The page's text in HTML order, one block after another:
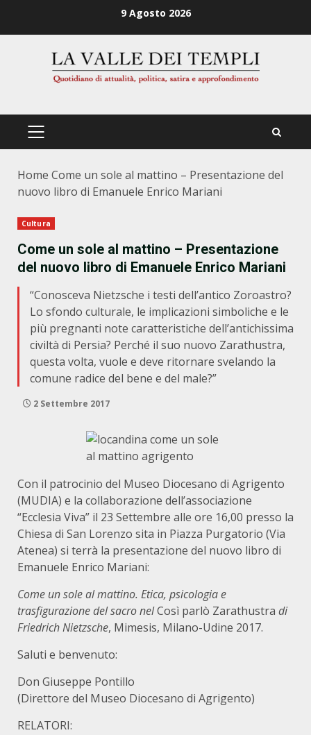
9 Agosto 2026
PRIMÄRES
Home Come un sole al mattino – Presentazione del
nuovo libro di Emanuele Enrico Mariani
Cultura
Come un sole al mattino – Presentazione
del nuovo libro di Emanuele Enrico Mariani
“Conosceva Nietzsche i testi dell’antico Zoroastro?
Lo sfondo culturale, le implicazioni simboliche e le
più pregnanti note caratteristiche dell’antichissima
civiltà di Persia? Perché il suo nuovo Zarathustra,
questa volta, vuole e deve ritornare svelando la
comune radice del bene e del male?”
2 Settembre 2017
Con il patrocinio del Museo Diocesano di Agrigento
(MUDIA) e la collaborazione dell’associazione
“Ecclesia Viva” il 23 Settembre alle ore 16,00 presso la
Chiesa di San Lorenzo sita in Piazza Purgatorio (Via
Atenea) si terrà la presentazione del nuovo libro di
Emanuele Enrico Mariani:
Come un sole al mattino. Etica, psicologia e
trasfigurazione del sacro nelCosì parlò Zarathustra di
Friedrich Nietzsche, Mimesis, Milano-Udine 2017.
Saluti e benvenuto:
Don Giuseppe Pontillo
(Direttore del Museo Diocesano di Agrigento)
RELATORI: